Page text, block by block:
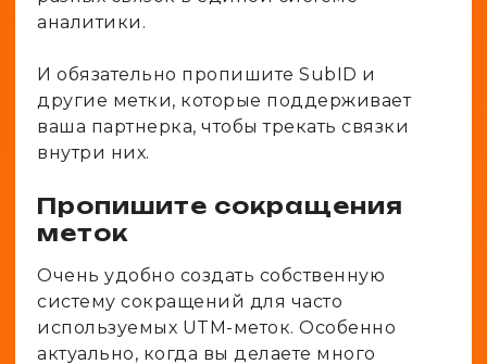
аналитики.
И обязательно пропишите SubID и
другие метки, которые поддерживает
ваша партнерка, чтобы трекать связки
внутри них.
Пропишите сокращения
меток
Очень удобно создать собственную
систему сокращений для часто
используемых UTM-меток. Особенно
актуально, когда вы делаете много